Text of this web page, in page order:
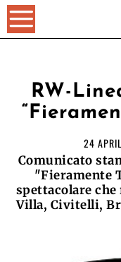
RW-
24
Comunicato
"Fieramente
spettacolare
Villa, Civitelli,